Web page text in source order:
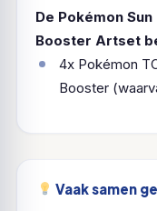
De Pokémon
Booster Artset
4x Pokémon
Booster
Vaak samen